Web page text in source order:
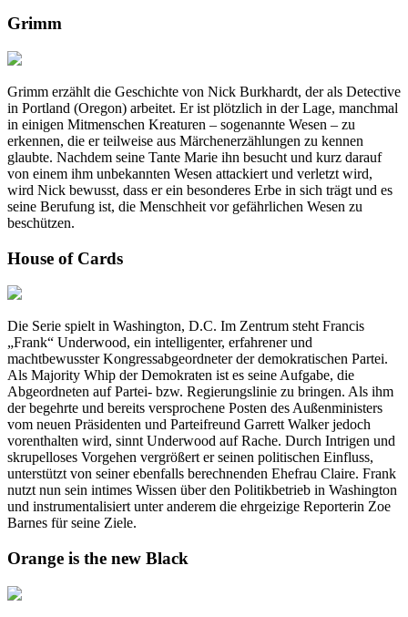
Grimm
Grimm erzählt die Geschichte von Nick Burkhardt, der als Detective
in Portland (Oregon) arbeitet. Er ist plötzlich in der Lage, manchmal
in einigen Mitmenschen Kreaturen – sogenannte Wesen – zu
erkennen, die er teilweise aus Märchenerzählungen zu kennen
glaubte. Nachdem seine Tante Marie ihn besucht und kurz darauf
von einem ihm unbekannten Wesen attackiert und verletzt wird,
wird Nick bewusst, dass er ein besonderes Erbe in sich trägt und es
seine Berufung ist, die Menschheit vor gefährlichen Wesen zu
beschützen.
House of Cards
Die Serie spielt in Washington, D.C. Im Zentrum steht Francis
„Frank“ Underwood, ein intelligenter, erfahrener und
machtbewusster Kongressabgeordneter der demokratischen Partei.
Als Majority Whip der Demokraten ist es seine Aufgabe, die
Abgeordneten auf Partei- bzw. Regierungslinie zu bringen. Als ihm
der begehrte und bereits versprochene Posten des Außenministers
vom neuen Präsidenten und Parteifreund Garrett Walker jedoch
vorenthalten wird, sinnt Underwood auf Rache. Durch Intrigen und
skrupelloses Vorgehen vergrößert er seinen politischen Einfluss,
unterstützt von seiner ebenfalls berechnenden Ehefrau Claire. Frank
nutzt nun sein intimes Wissen über den Politikbetrieb in Washington
und instrumentalisiert unter anderem die ehrgeizige Reporterin Zoe
Barnes für seine Ziele.
Orange is the new Black